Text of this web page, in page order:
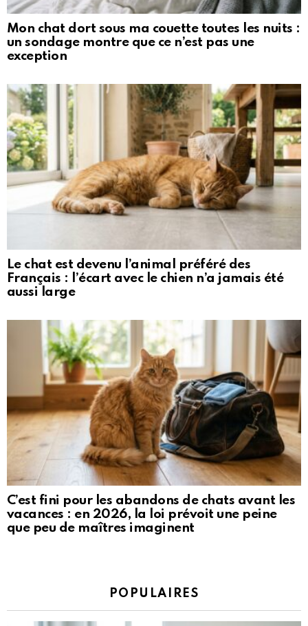
Mon chat dort sous ma couette toutes les nuits :
un sondage montre que ce n’est pas une
exception
Le chat est devenu l’animal préféré des
Français : l’écart avec le chien n’a jamais été
aussi large
C’est fini pour les abandons de chats avant les
vacances : en 2026, la loi prévoit une peine
que peu de maîtres imaginent
POPULAIRES